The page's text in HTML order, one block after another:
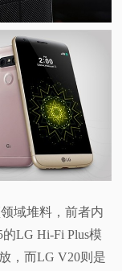
域堆料，前者内
LG Hi-Fi Plus模
，而LG V20则是